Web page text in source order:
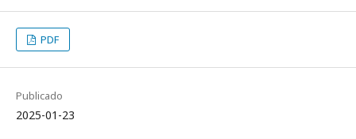
PDF
Publicado
2025-01-23